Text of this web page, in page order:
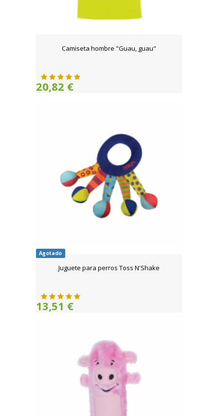
Camiseta hombre "Guau, guau"
20,82 €
Agotado
Juguete para perros Toss N'Shake
13,51 €